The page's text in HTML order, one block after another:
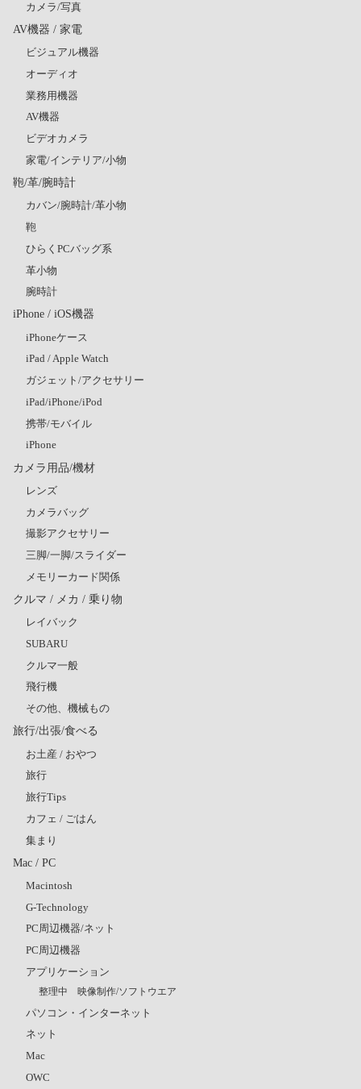
カメラ/写真
AV機器 / 家電
ビジュアル機器
オーディオ
業務用機器
AV機器
ビデオカメラ
家電/インテリア/小物
鞄/革/腕時計
カバン/腕時計/革小物
鞄
ひらくPCバッグ系
革小物
腕時計
iPhone / iOS機器
iPhoneケース
iPad / Apple Watch
ガジェット/アクセサリー
iPad/iPhone/iPod
携帯/モバイル
iPhone
カメラ用品/機材
レンズ
カメラバッグ
撮影アクセサリー
三脚/一脚/スライダー
メモリーカード関係
クルマ / メカ / 乗り物
レイバック
SUBARU
クルマ一般
飛行機
その他、機械もの
旅行/出張/食べる
お土産 / おやつ
旅行
旅行Tips
カフェ / ごはん
集まり
Mac / PC
Macintosh
G-Technology
PC周辺機器/ネット
PC周辺機器
アプリケーション
整理中 映像制作/ソフトウエア
パソコン・インターネット
ネット
Mac
OWC